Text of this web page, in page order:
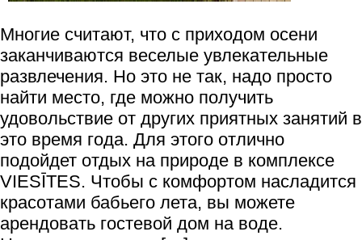
Многие считают, что с приходом осени
заканчиваются веселые увлекательные
развлечения. Но это не так, надо просто
найти место, где можно получить
удовольствие от других приятных занятий в
это время года. Для этого отлично
подойдет отдых на природе в комплексе
VIESĪTES. Чтобы с комфортом насладится
красотами бабьего лета, вы можете
арендовать гостевой дом на воде.